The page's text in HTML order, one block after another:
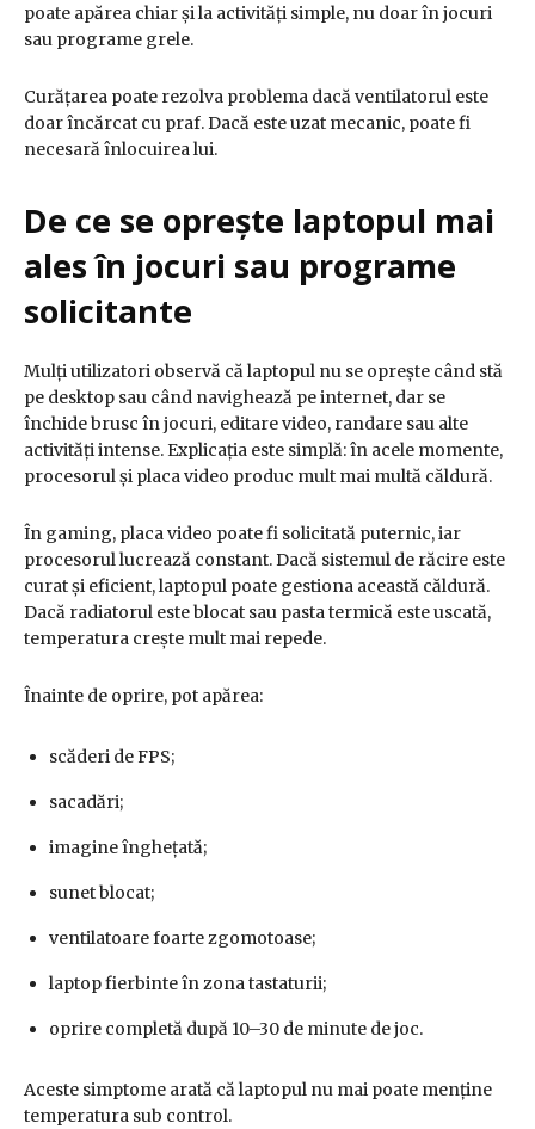
poate apărea chiar și la activități simple, nu doar în jocuri
sau programe grele.
Curățarea poate rezolva problema dacă ventilatorul este
doar încărcat cu praf. Dacă este uzat mecanic, poate fi
necesară înlocuirea lui.
De ce se oprește laptopul mai
ales în jocuri sau programe
solicitante
Mulți utilizatori observă că laptopul nu se oprește când stă
pe desktop sau când navighează pe internet, dar se
închide brusc în jocuri, editare video, randare sau alte
activități intense. Explicația este simplă: în acele momente,
procesorul și placa video produc mult mai multă căldură.
În gaming, placa video poate fi solicitată puternic, iar
procesorul lucrează constant. Dacă sistemul de răcire este
curat și eficient, laptopul poate gestiona această căldură.
Dacă radiatorul este blocat sau pasta termică este uscată,
temperatura crește mult mai repede.
Înainte de oprire, pot apărea:
scăderi de FPS;
sacadări;
imagine înghețată;
sunet blocat;
ventilatoare foarte zgomotoase;
laptop fierbinte în zona tastaturii;
oprire completă după 10–30 de minute de joc.
Aceste simptome arată că laptopul nu mai poate menține
temperatura sub control.